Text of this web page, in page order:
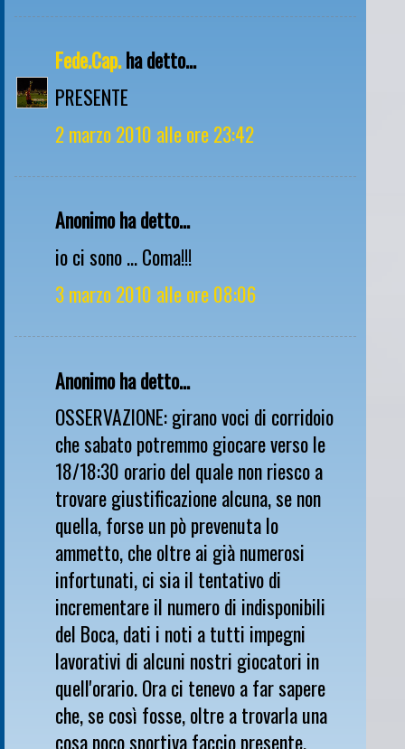
Fede.Cap.ha detto...
PRESENTE
2 marzo 2010 alle ore 23:42
Anonimo ha detto...
io ci sono ... Coma!!!
3 marzo 2010 alle ore 08:06
Anonimo ha detto...
OSSERVAZIONE: girano voci di corridoio
che sabato potremmo giocare verso le
18/18:30 orario del quale non riesco a
trovare giustificazione alcuna, se non
quella, forse un pò prevenuta lo
ammetto, che oltre ai già numerosi
infortunati, ci sia il tentativo di
incrementare il numero di indisponibili
del Boca, dati i noti a tutti impegni
lavorativi di alcuni nostri giocatori in
quell'orario. Ora ci tenevo a far sapere
che, se così fosse, oltre a trovarla una
cosa poco sportiva faccio presente,